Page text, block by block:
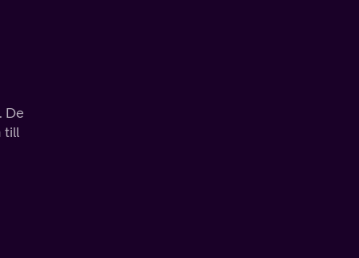
De
till